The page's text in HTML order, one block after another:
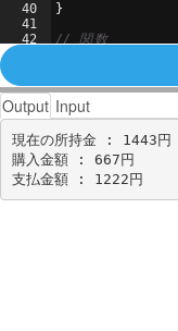
40
41
42
}
// 関 数
Output Input
現在の所持金 : 1443円
購入金額 : 667円